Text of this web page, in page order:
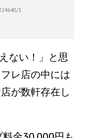
1
ない！」と思
レ店の中には
が数軒存在し